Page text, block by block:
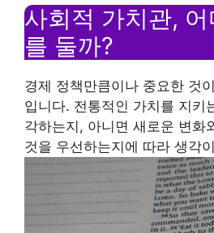
사회적 가치관,
를 둘까?
경제 정책만큼이나 중요한 것
입니다. 전통적인 가치를 지키
각하는지, 아니면 새로운 변화
것을 우선하는지에 따라 생각